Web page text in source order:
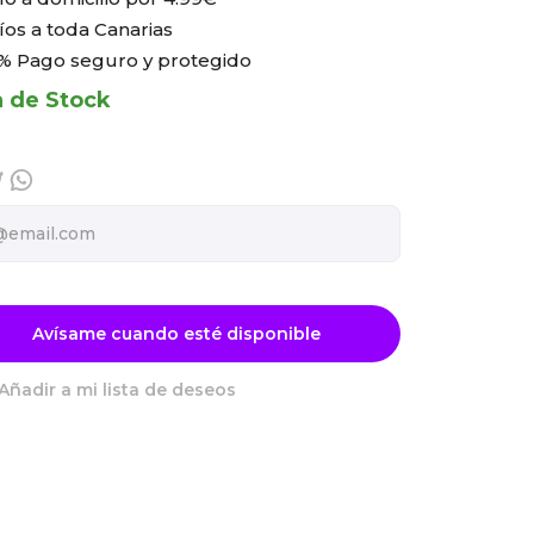
a toda Canarias
Pago seguro y protegido
de Stock
Avísame cuando esté disponible
a mi lista de deseos